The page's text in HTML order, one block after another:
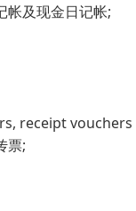
帐及现金日记帐;
receipt
票;